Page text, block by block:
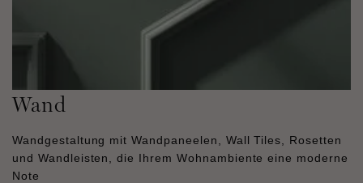
Wand
Wandgestaltung mit Wandpaneelen, Wall Tiles, Rosetten
und Wandleisten, die Ihrem Wohnambiente eine moderne
Note